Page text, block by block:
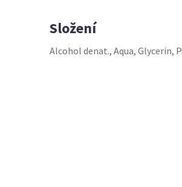
Složení
Alcohol denat., Aqua, Glycerin,